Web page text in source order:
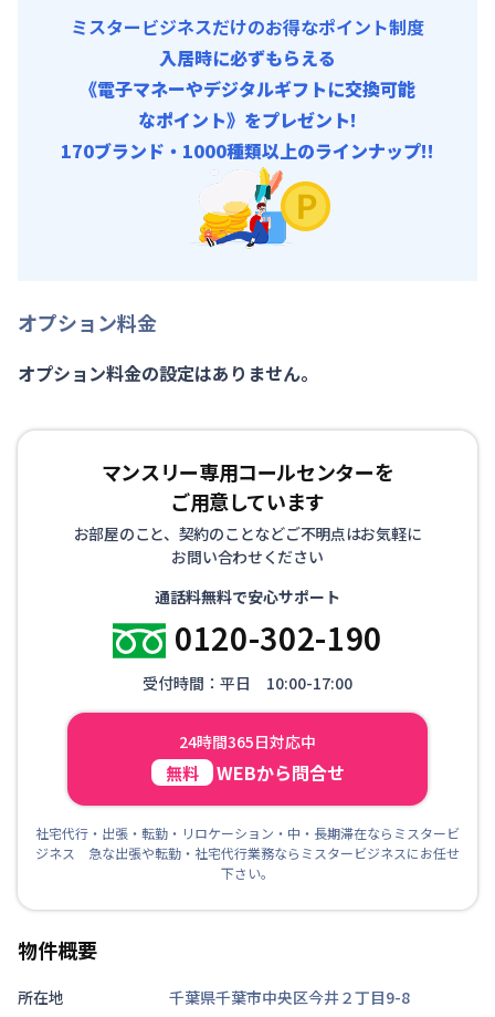
ミスタービジネスだけのお得なポイント制度
入居時に必ずもらえる
《電子マネーやデジタルギフトに交換可能
なポイント》をプレゼント!
170ブランド・1000種類以上のラインナップ!!
オプション料金
オプション料金の設定はありません。
マンスリー専用コールセンターを
ご用意しています
お部屋のこと、契約のことなどご不明点はお気軽に
お問い合わせください
通話料無料で安心サポート
0120-302-190
受付時間：平日 10:00-17:00
24時間365日対応中
無料 WEBから問合せ
社宅代行・出張・転勤・リロケーション・中・長期滞在ならミスタービ
ジネス 急な出張や転勤・社宅代行業務ならミスタービジネスにお任せ
下さい。
物件概要
所在地
千葉県千葉市中央区今井２丁目9-8